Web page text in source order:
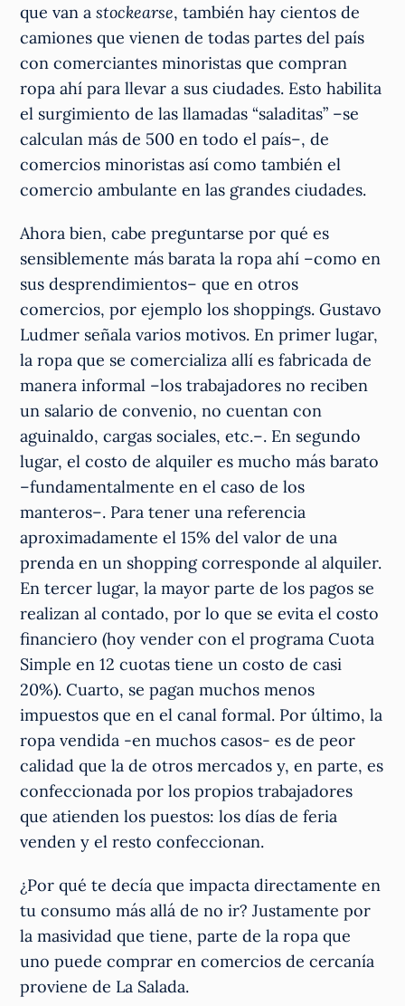
que van astockearse, también hay cientos de
camiones que vienen de todas partes del país
con comerciantes minoristas que compran
ropa ahí para llevar a sus ciudades. Esto habilita
el surgimiento de las llamadas “saladitas” –se
calculan más de 500 en todo el país–, de
comercios minoristas así como también el
comercio ambulante en las grandes ciudades.
Ahora bien, cabe preguntarse por qué es
sensiblemente más barata la ropa ahí –como en
sus desprendimientos– que en otros
comercios, por ejemplo los shoppings. Gustavo
Ludmer señala varios motivos. En primer lugar,
la ropa que se comercializa allí es fabricada de
manera informal –los trabajadores no reciben
un salario de convenio, no cuentan con
aguinaldo, cargas sociales, etc.–. En segundo
lugar, el costo de alquiler es mucho más barato
–fundamentalmente en el caso de los
manteros–. Para tener una referencia
aproximadamente el 15% del valor de una
prenda en un shopping corresponde al alquiler.
En tercer lugar, la mayor parte de los pagos se
realizan al contado, por lo que se evita el costo
financiero (hoy vender con el programa Cuota
Simple en 12 cuotas tiene un costo de casi
20%). Cuarto, se pagan muchos menos
impuestos que en el canal formal. Por último, la
ropa vendida -en muchos casos- es de peor
calidad que la de otros mercados y, en parte, es
confeccionada por los propios trabajadores
que atienden los puestos: los días de feria
venden y el resto confeccionan.
¿Por qué te decía que impacta directamente en
tu consumo más allá de no ir? Justamente por
la masividad que tiene, parte de la ropa que
uno puede comprar en comercios de cercanía
proviene de La Salada.